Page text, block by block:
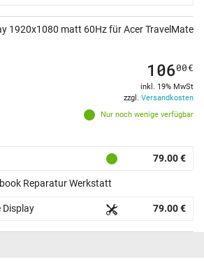
1920x1080 matt 60Hz für Acer TravelMate
Nur noch wenige verfügbar
10600€
inkl. 19% MwSt
zzgl. Versandkosten
79.00 €
Reparatur Werkstatt
Display 79.00 €